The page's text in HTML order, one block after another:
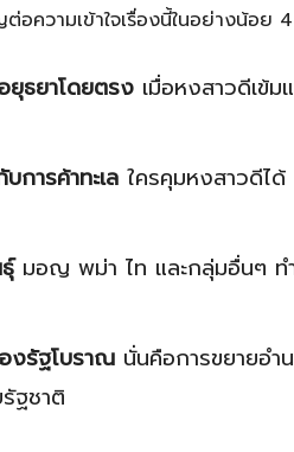
อความเข้าใจเรื่องนี้ในอย่างน้อย
ยุธยาโดยตรง เมื่อหงสาวดีเข้
การค้าทะเล ใครคุมหงสาวดีไ
มอญ พม่า ไท และกลุ่มอื่นๆ ท
องรัฐโบราณ นั่นคือการขยายอำ
ฐชาติ